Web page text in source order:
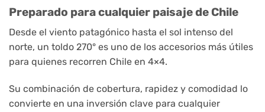
Preparado para cualquier paisaje de Chile
Desde el viento patagónico hasta el sol intenso del
norte, un toldo 270° es uno de los accesorios más útiles
para quienes recorren Chile en 4×4.
Su combinación de cobertura, rapidez y comodidad lo
convierte en una inversión clave para cualquier